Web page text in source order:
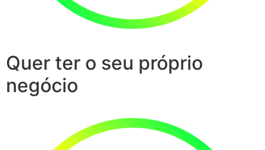
Quer ter o seu próprio
negócio